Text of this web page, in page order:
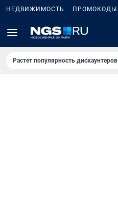
НЕДВИЖИМОСТЬ ПРОМОКОДЫ
Растет популярность дискаунтеров